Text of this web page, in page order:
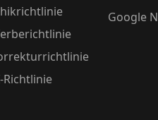
PlayStore herunter
Richtlinie
Google